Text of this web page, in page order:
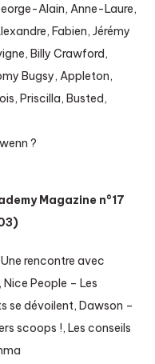
Alain, Anne-Laure,
Fabien, Jérémy
Billy Crawford,
Bugsy, Appleton,
Priscilla, Busted,
?
Magazine n°17
rencontre avec
People – Les
se dévoilent, Dawson –
scoops !, Les conseils